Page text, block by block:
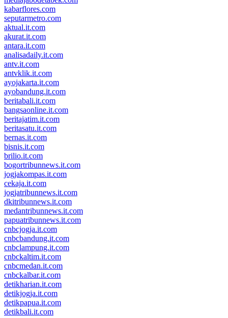
kabarflores.com
seputarmetro.com
aktual.it.com
akurat.it.com
antara.it.com
analisadaily.it.com
antv.it.com
antvklik.it.com
ayojakarta.it.com
ayobandung.it.com
beritabali.it.com
bangsaonline.it.com
beritajatim.it.com
beritasatu.it.com
bernas.it.com
bisnis.it.com
brilio.it.com
bogortribunnews.it.com
jogjakompas.it.com
cekaja.it.com
jogjatribunnews.it.com
dkitribunnews.it.com
medantribunnews.it.com
papuatribunnews.it.com
cnbcjogja.it.com
cnbcbandung.it.com
cnbclampung.it.com
cnbckaltim.it.com
cnbcmedan.it.com
cnbckalbar.it.com
detikharian.it.com
detikjogja.it.com
detikpapua.it.com
detikbali.it.com